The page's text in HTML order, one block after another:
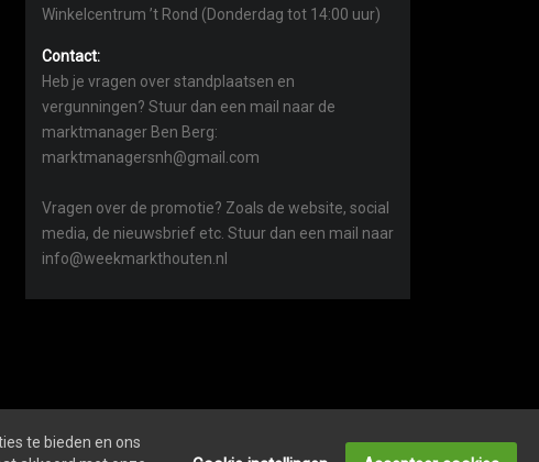
Winkelcentrum ’t Rond (Donderdag tot 14:00 uur)
Contact:
Heb je vragen over standplaatsen en
vergunningen? Stuur dan een mail naar de
marktmanager Ben Berg:
marktmanagersnh@gmail.com
Vragen over de promotie? Zoals de website, social
media, de nieuwsbrief etc. Stuur dan een mail naar
info@weekmarkthouten.nl
te bieden en ons